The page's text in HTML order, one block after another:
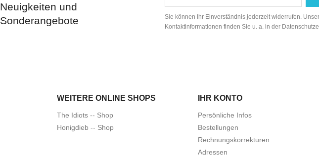
Neuigkeiten und
Sonderangebote
Sie können Ihr Einverständnis jederzeit widerrufen.
Kontaktinformationen finden Sie u. a. in der
WEITERE ONLINE SHOPS
The Idiots -- Shop
Honigdieb -- Shop
IHR KONTO
Persönliche Infos
Bestellungen
Rechnungskorrekturen
Adressen